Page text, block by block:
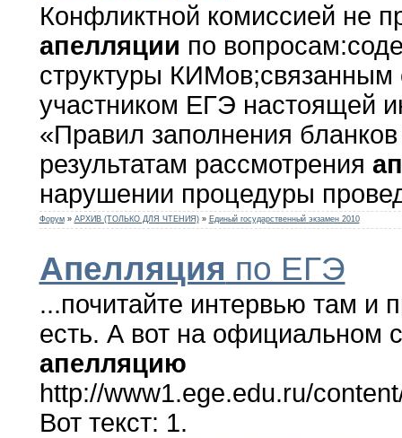
Конфликтной комиссией не
апелляции по
структуры
участником ЕГЭ настоящей
«Правил заполнения
результатам рассмотрения
нарушении процедуры
Форум » АРХИВ (ТОЛЬКО ДЛЯ ЧТЕНИЯ) » Единый государственный экзамен 2010
Апелляция по ЕГЭ
...почитайте интервью там и
есть. А вот на официальном
апелляцию
http://www1.ege.edu.ru/
Вот текст: 1.